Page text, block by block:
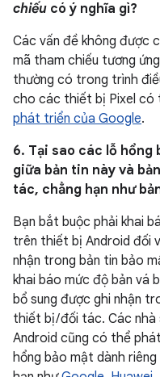
chiếu có ý nghĩa gì?
Các vấn đề không được
mã tham chiếu tương
thường có trong trình
cho các thiết bị Pixel có
phát triển của Google.
6. Tại sao các lỗ hổng
giữa bản tin này và
tác, chẳng hạn như
Bạn bắt buộc phải khai
trên thiết bị Android đối
nhận trong bản tin bảo
khai báo mức độ bản vá
bổ sung được ghi nhận
thiết bị / đối tác. Các
Android cũng có thể
hổng bảo mật dành